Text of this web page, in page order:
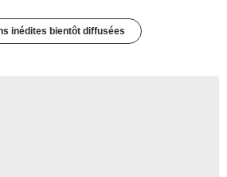
inédites bientôt diffusées